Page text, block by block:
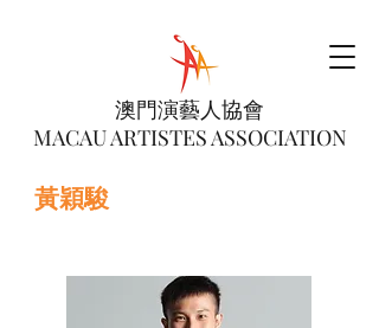
澳門演藝人協會
MACAU ARTISTES ASSOCIATION
黃穎駿